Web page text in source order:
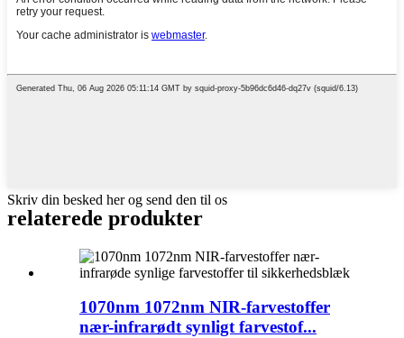
Skriv din besked her og send den til os
relaterede produkter
1070nm 1072nm NIR-farvestoffer
nær-infrarødt synligt farvestof...